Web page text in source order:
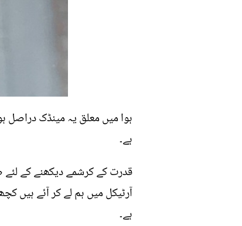
ہوا میں معلق یہ مینڈک دراصل
ہے۔
قدرت کے کرشمے دیکھنے کے لئے
آرٹیکل میں ہم لے کر آئے ہیں
ہے۔